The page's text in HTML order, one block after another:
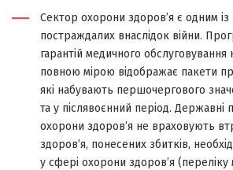
Сектор охорони здоров’я є одним із
постраждалих внаслідок війни.
гарантій медичного обслуговування
повною мірою відображає пакети
які набувають першочергового
та у післявоєнний період. Державні
охорони здоров’я не враховують
здоров’я, понесених збитків,
у сфері охорони здоров’я (переліку